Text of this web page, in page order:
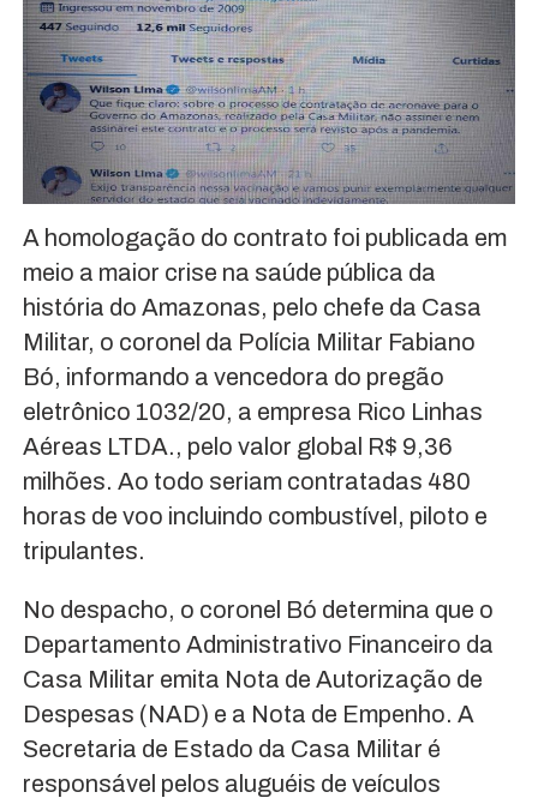
A homologação do contrato foi publicada em
meio a maior crise na saúde pública da
história do Amazonas, pelo chefe da Casa
Militar, o coronel da Polícia Militar Fabiano
Bó, informando a vencedora do pregão
eletrônico 1032/20, a empresa Rico Linhas
Aéreas LTDA., pelo valor global R$ 9,36
milhões. Ao todo seriam contratadas 480
horas de voo incluindo combustível, piloto e
tripulantes.
No despacho, o coronel Bó determina que o
Departamento Administrativo Financeiro da
Casa Militar emita Nota de Autorização de
Despesas (NAD) e a Nota de Empenho. A
Secretaria de Estado da Casa Militar é
responsável pelos aluguéis de veículos